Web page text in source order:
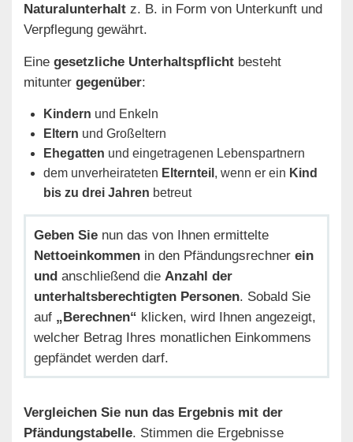
Naturalunterhalt z. B. in Form von Unterkunft und
Verpflegung gewährt.
Eine gesetzliche Unterhaltspflicht besteht
mitunter gegenüber:
Kindern und Enkeln
Eltern und Großeltern
Ehegatten und eingetragenen Lebenspartnern
dem unverheirateten Elternteil , wenn er ein Kind
bis zu drei Jahren betreut
Geben Sie nun das von Ihnen ermittelte
Nettoeinkommen in den Pfändungsrechner ein
und anschließend die Anzahl der
unterhaltsberechtigten Personen. Sobald Sie
auf „Berechnen“ klicken, wird Ihnen angezeigt,
welcher Betrag Ihres monatlichen Einkommens
gepfändet werden darf.
Vergleichen Sie nun das Ergebnis mit der
Pfändungstabelle. Stimmen die Ergebnisse